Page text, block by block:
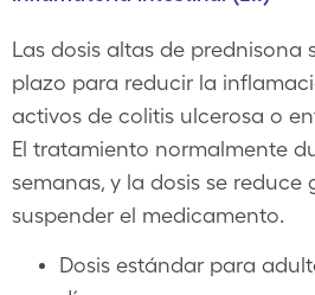
Las dosis altas de prednisona
plazo para reducir la
activos de colitis ulcerosa o
El tratamiento normalmente
semanas, y la dosis se
suspender el medicamento.
Dosis estándar para